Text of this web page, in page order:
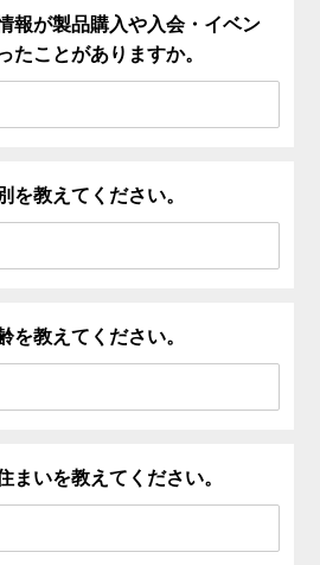
報が製品購入や入会・イベン
たことがありますか。
を教えてください。
を教えてください。
まいを教えてください。